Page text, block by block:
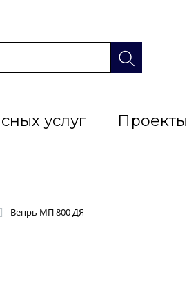
услуг Проекты
Вепрь МП 800 ДЯ